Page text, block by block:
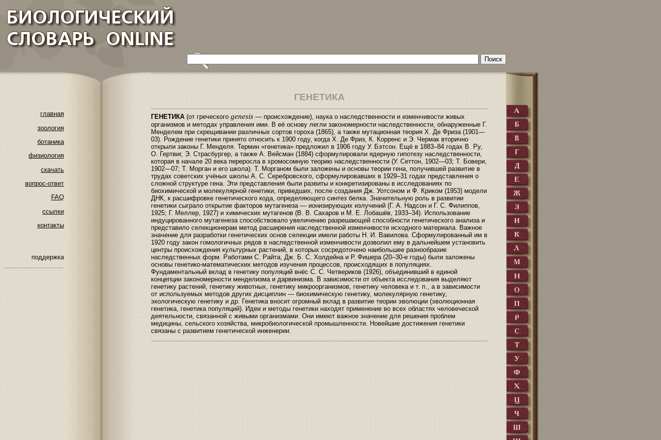
главная
зоология
ботаника
физиология
скачать
вопрос-ответ
FAQ
ссылки
контакты
поддержка
ГЕНЕТИКА
ГЕНЕТИКА (от греческого genesis — происхождение), наука о наследственности и изменчивости живых
организмов и методах управления ими. В её основу легли закономерности наследственности, обнаруженные Г.
Менделем при скрещивании различных сортов гороха (1865), а также мутационная теория X. Де Фриза (1901—
03). Рождение генетики принято относить к 1900 году, когда X. Де Фриз, К. Корренс и Э. Чермак вторично
открыли законы Г. Менделя. Термин «генетика» предложил в 1906 году У. Бэтсон. Ещё в 1883–84 годах В. Ру,
О. Гертвиг, Э. Страсбургер, а также А. Вейсман (1884) сформулировали ядерную гипотезу наследственности,
которая в начале 20 века переросла в хромосомную теорию наследственности (У. Сеттон, 1902—03; Т. Бовери,
1902—07; Т. Морган и его школа). Т. Морганом были заложены и основы теории гена, получившей развитие в
трудах советских учёных школы А. С. Серебровского, сформулировавших в 1929–31 годах представления о
сложной структуре гена. Эти представления были развиты и конкретизированы в исследованиях по
биохимической и молекулярной генетики, приведших, после создания Дж. Уотсоном и Ф. Криком (1953) модели
ДНК, к расшифровке генетического кода, определяющего синтез белка. Значительную роль в развитии
генетики сыграло открытие факторов мутагенеза — ионизирующих излучений (Г. А. Надсон и Г. С. Филиппов,
1925; Г. Меллер, 1927) и химических мутагенов (В. В. Сахаров и М. Е. Лобашёв, 1933–34). Использование
индуцированного мутагенеза способствовало увеличению разрешающей способности генетического анализа и
представило селекционерам метод расширения наследственной изменчивости исходного материала. Важное
значение для разработки генетических основ селекции имели работы Н. И. Вавилова. Сформулированный им в
1920 году закон гомологичных рядов в наследственной изменчивости дозволил ему в дальнейшем установить
центры происхождения культурных растений, в которых сосредоточено наибольшее разнообразие
наследственных форм. Работами С. Райта, Дж. Б. С. Холдейна и Р. Фишера (20–30-е годы) были заложены
основы генетико-математических методов изучения процессов, происходящих в популяциях.
Фундаментальный вклад в генетику популяций внёс С. С. Четвериков (1926), объединивший в единой
концепции закономерности менделизма и дарвинизма. В зависимости от объекта исследования выделяют
генетику растений, генетику животных, генетику микроорганизмов, генетику человека и т. п., а в зависимости
от используемых методов других дисциплин — биохимическую генетику, молекулярную генетику,
экологическую генетику и др. Генетика вносит огромный вклад в развитие теории эволюции (эволюционная
генетика, генетика популяций). Идеи и методы генетики находят применение во всех областях человеческой
деятельности, связанной с живыми организмами. Они имеют важное значение для решения проблем
медицины, сельского хозяйства, микробиологической промышленности. Новейшие достижения генетики
связаны с развитием генетической инженерии.